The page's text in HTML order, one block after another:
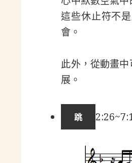
這些休止符不
會。
此外，從動畫
展。